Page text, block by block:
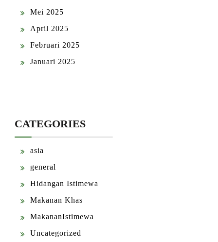
Mei 2025
April 2025
Februari 2025
Januari 2025
CATEGORIES
asia
general
Hidangan Istimewa
Makanan Khas
MakananIstimewa
Uncategorized